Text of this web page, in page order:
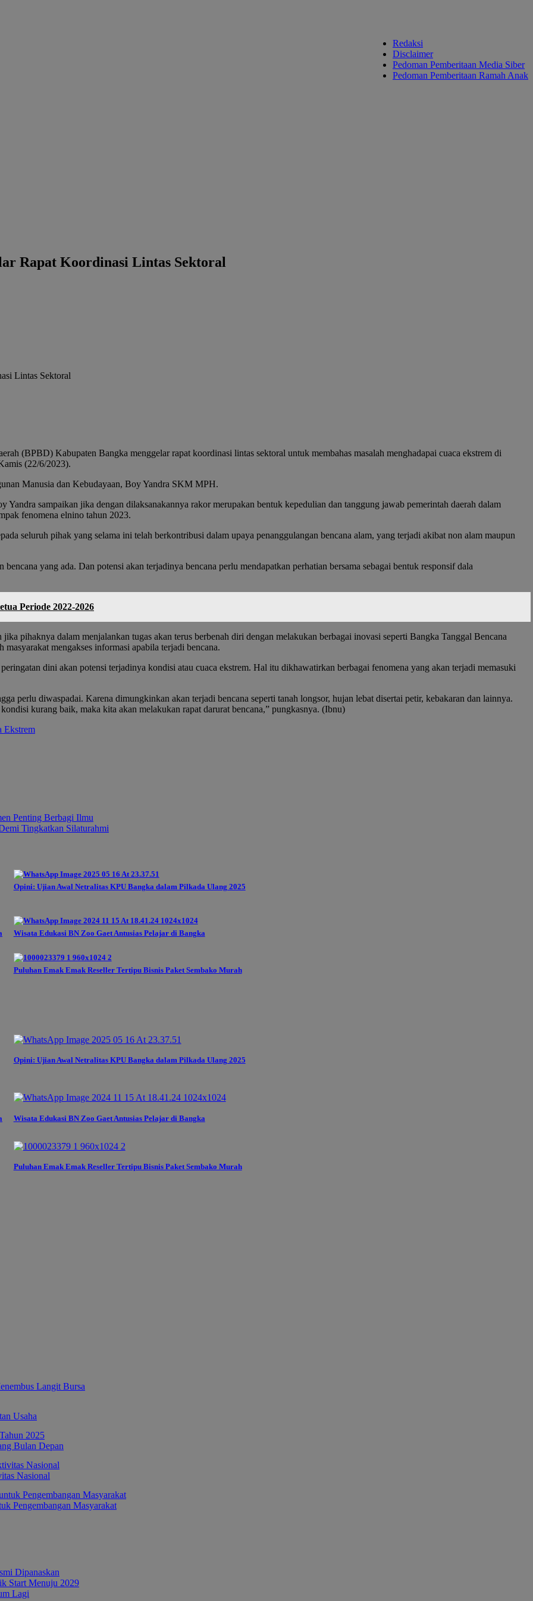
Redaksi
Disclaimer
Pedoman Pemberitaan Media Siber
Pedoman Pemberitaan Ramah Anak
Rapat Koordinasi Lintas Sektoral
(BPBD) Kabupaten Bangka menggelar rapat koordinasi lintas sektoral untuk membahas masalah menghadapai cuaca ekstrem di
(22/6/2023).
Manusia dan Kebudayaan, Boy Yandra SKM MPH.
sampaikan jika dengan dilaksanakannya rakor merupakan bentuk kepedulian dan tanggung jawab pemerintah daerah dalam
fenomena elnino tahun 2023.
seluruh pihak yang selama ini telah berkontribusi dalam upaya penanggulangan bencana alam, yang terjadi akibat non alam maupun
yang ada. Dan potensi akan terjadinya bencana perlu mendapatkan perhatian bersama sebagai bentuk responsif dala
Periode 2022-2026
pihaknya dalam menjalankan tugas akan terus berbenah diri dengan melakukan berbagai inovasi seperti Bangka Tanggal Bencana
mengakses informasi apabila terjadi bencana.
dini akan potensi terjadinya kondisi atau cuaca ekstrem. Hal itu dikhawatirkan berbagai fenomena yang akan terjadi memasuki
perlu diwaspadai. Karena dimungkinkan akan terjadi bencana seperti tanah longsor, hujan lebat disertai petir, kebakaran dan lainnya.
kurang baik, maka kita akan melakukan rapat darurat bencana,” pungkasnya. (Ibnu)
Ekstrem
Penting Berbagi Ilmu
Tingkatkan Silaturahmi
Opini: Ujian Awal Netralitas KPU Bangka dalam Pilkada Ulang 2025
Wisata Edukasi BN Zoo Gaet Antusias Pelajar di Bangka
Puluhan Emak Emak Reseller Tertipu Bisnis Paket Sembako Murah
Opini: Ujian Awal Netralitas KPU Bangka dalam Pilkada Ulang 2025
Wisata Edukasi BN Zoo Gaet Antusias Pelajar di Bangka
Puluhan Emak Emak Reseller Tertipu Bisnis Paket Sembako Murah
Langit Bursa
Usaha
Bulan Depan
Nasional
Pengembangan Masyarakat
Dipanaskan
Start Menuju 2029
Lagi